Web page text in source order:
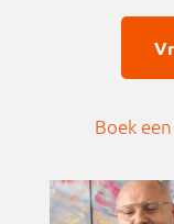
Boek